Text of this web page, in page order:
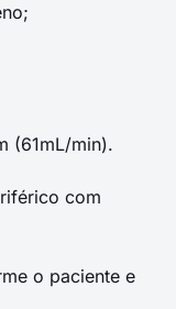
(61mL/min).
com
o paciente e